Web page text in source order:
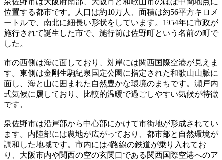
位置する都市です。人口は約10万人、面積は約56平方キロメ
ートルで、南北に細長い形状をしています。1954年に市政が
施行されて誕生した市で、施行前は佐野町という名前の町で
した。
市の西側は海に面しており、対岸には関西国際空港が見えま
す。東側は金剛生駒紀泉国定公園に指定された和歌山山脈に
面し、海と山に囲まれた自然豊かな環境のまちです。瀬戸内
式気候に属しており、比較的温暖で過ごしやすい気候が特徴
です。
泉佐野市は沿岸部から中心部にかけて市街地が形成されてい
ます。内陸部には農地が広がっており、都市部と自然環境が
調和した地域です。市内には4路線の鉄道が乗り入れてお
り、大阪市内や関西の空の玄関口である関西国際空港へのア